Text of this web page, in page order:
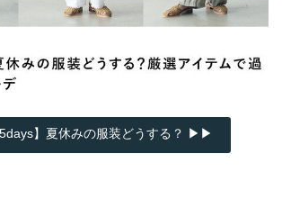
5days】夏休みの服装どうする？ ▶▶